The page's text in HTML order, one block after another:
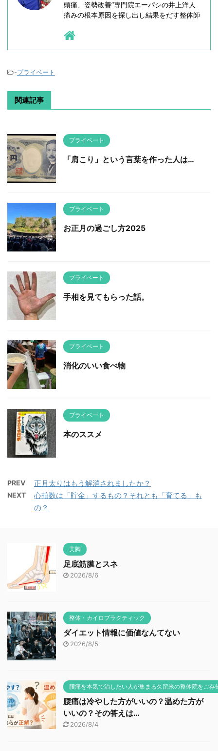
頭痛、姿勢改善”専門院エーパシの井上洋人
痛みの根本原因を探し出し結果をだす整体師
-プライベート
関連記事
プライベート
「肩こり」という言葉を作った人は…
プライベート
お正月の過ごし方2025
プライベート
手相を見てもらった話。
プライベート
消化のいい食べ物
プライベート
本のススメ
PREV 正月太りはもう解消されましたか？
NEXT
心拍数は「貯金」するもの？それとも「育てる」も
の？
美脚
足底筋膜とスネ
2026/8/6
整体・カイロプラクティック
ダイエット情報に価値なんてない
2026/8/5
腰痛を本気で治したい人が集まる久留米の整体院をご存
腰痛は冷やした方がいいの？温めた方が
いいの？その答えは…
2026/8/4